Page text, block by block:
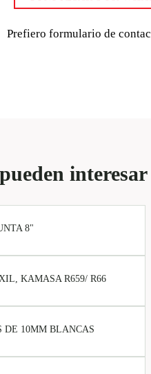
Prefiero formulario de
interesar
8"
KAMASA R659/ R66
DE 10MM BLANCAS